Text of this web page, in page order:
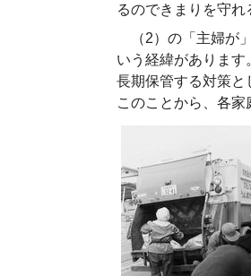
るのできまりを守れ
（2）の「主婦が
いう経緯がありま
長期保管する対策と
このことから、各家